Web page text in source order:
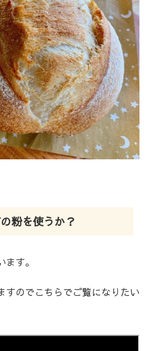
粉を使うか？
す。
すのでこちらでご覧になりたい